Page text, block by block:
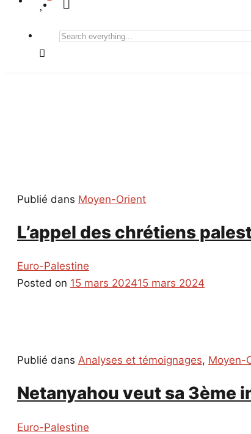
Search
Publié dans Moyen-Orient
L’appel des chrétiens
Euro-Palestine
Posted on 15 mars 202415 mars 2024
Publié dans Analyses et témoignages, Moyen-
Netanyahou veut sa 3ème
Euro-Palestine